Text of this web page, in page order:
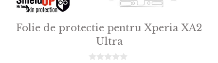
Folie de protectie pentru Xperia XA2
Ultra